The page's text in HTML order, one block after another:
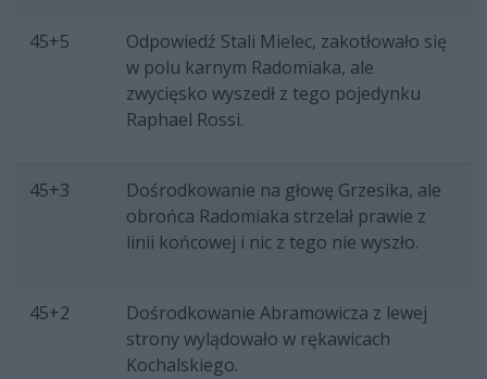
45+5
Odpowiedź Stali Mielec, zakotłowało się
w polu karnym Radomiaka, ale
zwycięsko wyszedł z tego pojedynku
Raphael Rossi.
45+3
Dośrodkowanie na głowę Grzesika, ale
obrońca Radomiaka strzelał prawie z
linii końcowej i nic z tego nie wyszło.
45+2
Dośrodkowanie Abramowicza z lewej
strony wylądowało w rękawicach
Kochalskiego.